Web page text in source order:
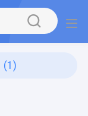
(1)